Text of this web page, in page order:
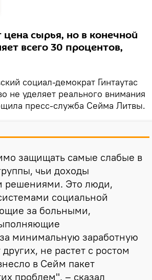
сырья, но в конечной
всего 30 процентов,
социал-демократ Гинтаутас
не уделяет реального внимания
пресс-служба Сейма Литвы.
защищать самые слабые в
чьи доходы
решениями. Это люди,
социальной
за больными,
минимальную заработную
не растет с ростом
в Сейм пакет
проблем", – сказал